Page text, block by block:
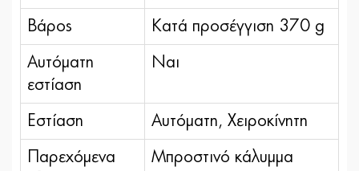
Βάρος Κατά προσέγγιση 370 g
Αυτόματη
εστίαση
Ναι
Εστίαση Αυτόματη, Χειροκίνητη
Παρεχόμενα
Μπροστινό κάλυμμα